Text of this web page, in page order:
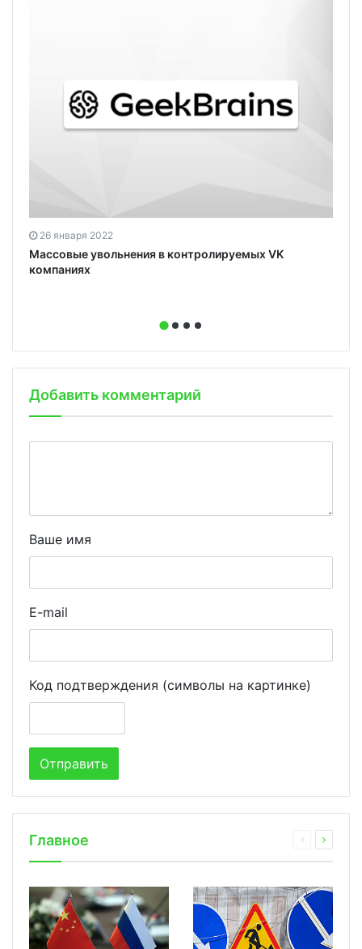
26 января 2022
Массовые увольнения в контролируемых VK
компаниях
Добавить комментарий
Ваше имя
E-mail
Код подтверждения (символы на картинке)
Главное